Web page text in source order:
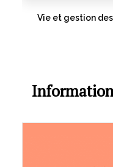
Vie et gestion